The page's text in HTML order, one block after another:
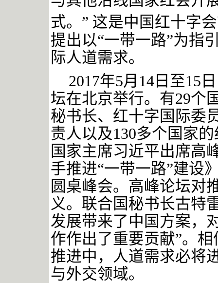
式。” 这是中国红十字
提出以“一带一路”为指
际人道需求。
2017年5月14日至15
坛在北京举行。有29个
秘书长、红十字国际委
责人以及130多个国家
国家主席习近平出席高
手推进“一带一路”建设
圆桌峰会。高峰论坛对
义。联合国秘书长古特
发展带来了中国方案，
作作出了重要贡献”。相
推进中，人道需求必将
与外交领域。